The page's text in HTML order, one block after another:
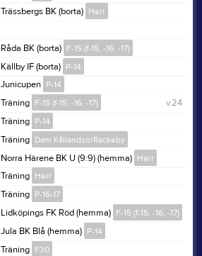
Trässbergs BK (borta) Herr
Råda BK (borta) F-15 (f-15, -16, -17)
Källby IF (borta) P-14
Junicupen P-14
v.24
Träning F-15 (f-15, -16, -17)
Träning P-14
Träning Dam Kållandsö/Rackeby
Norra Härene BK U (9:9) (hemma) Herr
Träning Herr
Träning P-16-17
Lidköpings FK Röd (hemma) F-15 (f-15, -16, -17)
Jula BK Blå (hemma) P-14
Träning F30